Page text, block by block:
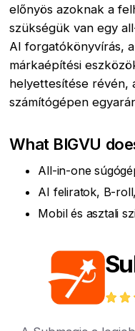
előnyös azoknak a
szükségük van egy
AI forgatókönyvírás,
márkaépítési
helyettesítése révén,
számítógépen
What BIGVU
All-in-one
AI feliratok, B-
Mobil és asztali